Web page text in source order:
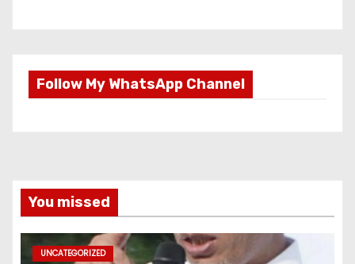
Follow My WhatsApp Channel
You missed
UNCATEGORIZED